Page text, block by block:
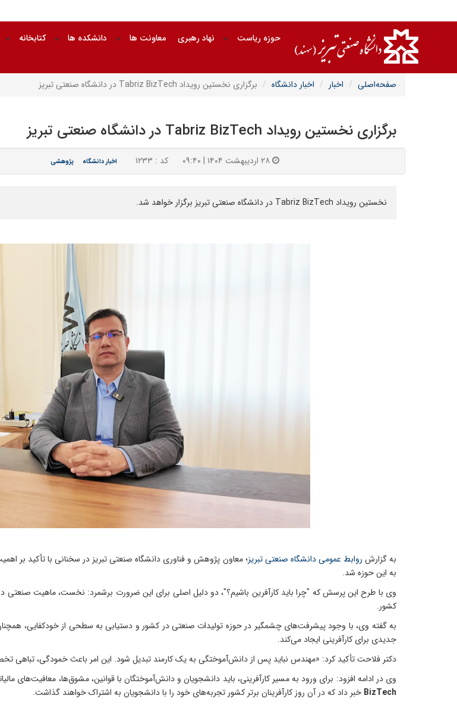
حوزه ریاست نهاد رهبری معاونت ها دانشکده ها کتابخانه
صفحه‌اصلی اخبار اخبار دانشگاه برگزاری نخستین رویداد Tabriz BizTech در دانشگاه صنعتی تبریز
برگزاری نخستین رویداد Tabriz BizTech در دانشگاه صنعتی تبریز
۲۸ اردیبهشت ۱۴۰۴ | ۰۹:۴۰ کد : ۱۲۳۳ اخبار دانشگاه پژوهشی
نخستین رویداد Tabriz BizTech در دانشگاه صنعتی تبریز برگزار خواهد شد.
به گزارش روابط عمومی دانشگاه صنعتی تبریز؛ معاون پژوهش و فناوری دانشگاه صنعتی تبریز در سخنانی با تأکید بر
به این حوزه شد.
وی با طرح این پرسش که "چرا باید کارآفرین باشیم؟"، دو دلیل اصلی برای این ضرورت برشمرد: نخست، ماهیت صنعتی
کشور.
به گفته وی، با وجود پیشرفت‌های چشمگیر در حوزه تولیدات صنعتی در کشور و دستیابی به سطحی از خودکفایی،
جدیدی برای کارآفرینی ایجاد می‌کند.
دکتر فلاحت تأکید کرد: «مهندس نباید پس از دانش‌آموختگی به یک کارمند تبدیل شود. این امر باعث خمودگی،
وی در ادامه افزود: برای ورود به مسیر کارآفرینی، باید دانشجویان و دانش‌آموختگان با قوانین، مشوق‌ها، معافیت‌های
BizTech خبر داد که در آن روز کارآفرینان برتر کشور تجربه‌های خود را با دانشجویان به اشتراک خواهند گذاشت.